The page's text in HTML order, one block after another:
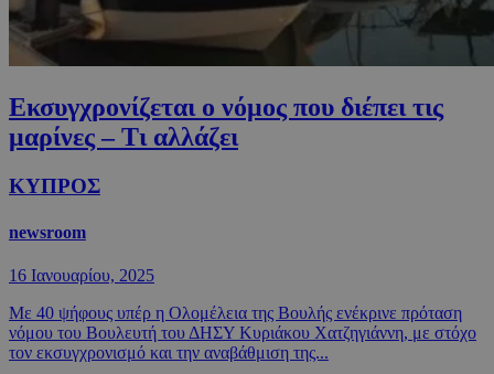
Εκσυγχρονίζεται ο νόμος που διέπει τις
μαρίνες – Τι αλλάζει
ΚΥΠΡΟΣ
newsroom
16 Ιανουαρίου, 2025
Με 40 ψήφους υπέρ η Ολομέλεια της Βουλής ενέκρινε πρόταση
νόμου του Βουλευτή του ΔΗΣΥ Κυριάκου Χατζηγιάννη, με στόχο
τον εκσυγχρονισμό και την αναβάθμιση της...